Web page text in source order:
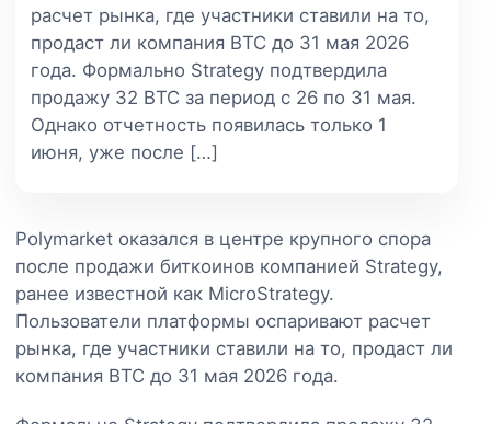
расчет рынка, где участники ставили на то,
продаст ли компания BTC до 31 мая 2026
года. Формально Strategy подтвердила
продажу 32 BTC за период с 26 по 31 мая.
Однако отчетность появилась только 1
июня, уже после […]
Polymarket оказался в центре крупного спора
после продажи биткоинов компанией Strategy,
ранее известной как MicroStrategy.
Пользователи платформы оспаривают расчет
рынка, где участники ставили на то, продаст ли
компания BTC до 31 мая 2026 года.